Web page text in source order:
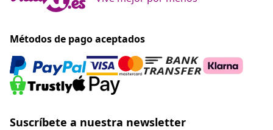
Métodos de pago aceptados
Suscríbete a nuestra newsletter